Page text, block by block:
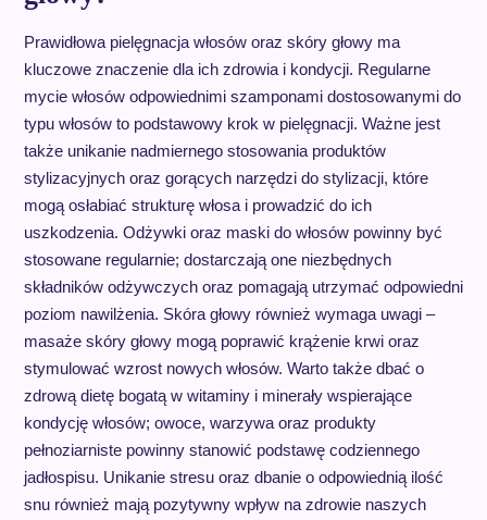
Prawidłowa pielęgnacja włosów oraz skóry głowy ma
kluczowe znaczenie dla ich zdrowia i kondycji. Regularne
mycie włosów odpowiednimi szamponami dostosowanymi do
typu włosów to podstawowy krok w pielęgnacji. Ważne jest
także unikanie nadmiernego stosowania produktów
stylizacyjnych oraz gorących narzędzi do stylizacji, które
mogą osłabiać strukturę włosa i prowadzić do ich
uszkodzenia. Odżywki oraz maski do włosów powinny być
stosowane regularnie; dostarczają one niezbędnych
składników odżywczych oraz pomagają utrzymać odpowiedni
poziom nawilżenia. Skóra głowy również wymaga uwagi –
masaże skóry głowy mogą poprawić krążenie krwi oraz
stymulować wzrost nowych włosów. Warto także dbać o
zdrową dietę bogatą w witaminy i minerały wspierające
kondycję włosów; owoce, warzywa oraz produkty
pełnoziarniste powinny stanowić podstawę codziennego
jadłospisu. Unikanie stresu oraz dbanie o odpowiednią ilość
snu również mają pozytywny wpływ na zdrowie naszych